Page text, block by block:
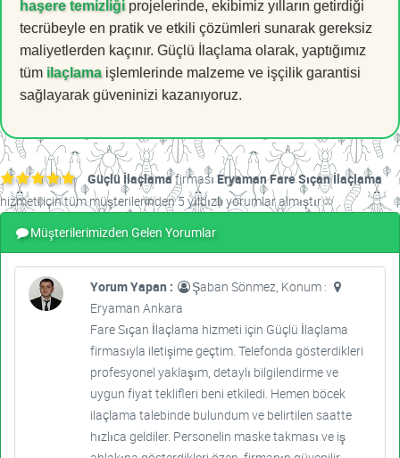
haşere temizliği projelerinde, ekibimiz yılların getirdiği
tecrübeyle en pratik ve etkili çözümleri sunarak gereksiz
maliyetlerden kaçınır. Güçlü İlaçlama olarak, yaptığımız
tüm ilaçlamaişlemlerinde malzeme ve işçilik garantisi
sağlayarak güveninizi kazanıyoruz.
Güçlü İlaçlamafirmasıEryaman Fare Sıçan İlaçlama
hizmeti için tüm müşterilerinden 5 yıldızlı yorumlar almıştır.
Müşterilerimizden Gelen Yorumlar
Yorum Yapan :
Şaban Sönmez, Konum :
Eryaman Ankara
Fare Sıçan İlaçlama hizmeti için Güçlü İlaçlama
firmasıyla iletişime geçtim. Telefonda gösterdikleri
profesyonel yaklaşım, detaylı bilgilendirme ve
uygun fiyat teklifleri beni etkiledi. Hemen böcek
ilaçlama talebinde bulundum ve belirtilen saatte
hızlıca geldiler. Personelin maske takması ve iş